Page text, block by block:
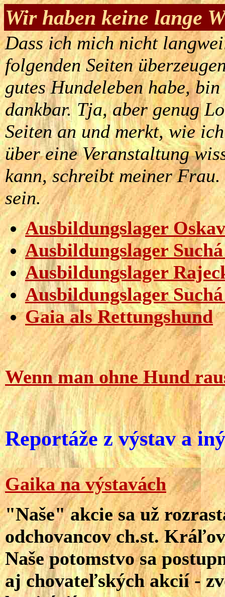
Wir haben keine lange
Dass ich mich nicht
folgenden Seiten
gutes Hundeleben habe,
dankbar. Tja, aber genug
Seiten an und merkt, wie
über eine Veranstaltung
kann, schreibt meiner
sein.
Ausbildungslager
Ausbildungslager
Ausbildungslager
Ausbildungslager
Gaia als Rettungshund
Wenn man ohne Hund
Reportáže z výstav a
Gaika na výstavách
"Naše" akcie sa už
odchovancov ch.st.
Naše potomstvo sa
aj chovateľských akcií -